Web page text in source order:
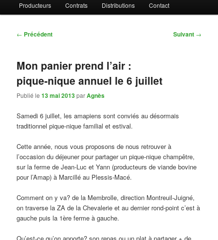
Producteurs Contrats Distributions Contact
Navigation
← Précédent Suivant →
Mon panier prend l’air :
pique-nique annuel le 6 juillet
Publié le13 mai 2013parAgnès
Samedi 6 juillet, les amapiens sont conviés au désormais
traditionnel pique-nique familial et estival.
Cette année, nous vous proposons de nous retrouver à
l’occasion du déjeuner pour partager un pique-nique champêtre,
sur la ferme de Jean-Luc et Yann (producteurs de viande bovine
pour l’Amap) à Marcillé au Plessis-Macé.
Comment on y va? de la Membrolle, direction Montreuil-Juigné,
on traverse la ZA de la Chevalerie et au dernier rond-point c’est à
gauche puis la 1ère ferme à gauche.